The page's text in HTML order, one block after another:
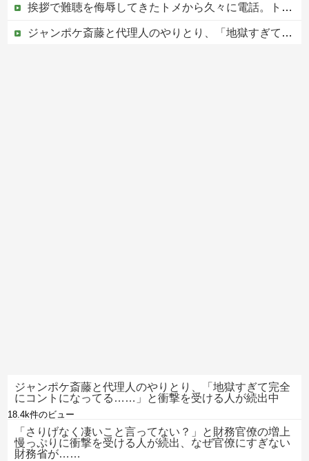
挨拶で難聴を侮辱してきたトメから久々に電話。トメ「私は元気よ！」私「でもお義父さんから…」トメの『痔』に効く温泉を紹介してあげたら大発狂した←お義父さんノリノリで温泉行ってて草
ジャンポケ斎藤と代理人のやりとり、「地獄すぎて完全にコントになってる……」と衝撃を受ける人が続出中
ジャンポケ斎藤と代理人のやりとり、「地獄すぎて完全
にコントになってる……」と衝撃を受ける人が続出中
18.4k件のビュー
「さりげなく凄いこと言ってない？」と財務官僚の増上
慢っぷりに衝撃を受ける人が続出、なぜ官僚にすぎない
財務省が……